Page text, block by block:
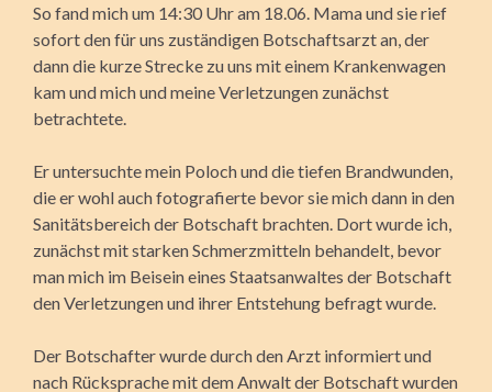
So fand mich um 14:30 Uhr am 18.06. Mama und sie rief
sofort den für uns zuständigen Botschaftsarzt an, der
dann die kurze Strecke zu uns mit einem Krankenwagen
kam und mich und meine Verletzungen zunächst
betrachtete.
Er untersuchte mein Poloch und die tiefen Brandwunden,
die er wohl auch fotografierte bevor sie mich dann in den
Sanitätsbereich der Botschaft brachten. Dort wurde ich,
zunächst mit starken Schmerzmitteln behandelt, bevor
man mich im Beisein eines Staatsanwaltes der Botschaft
den Verletzungen und ihrer Entstehung befragt wurde.
Der Botschafter wurde durch den Arzt informiert und
nach Rücksprache mit dem Anwalt der Botschaft wurden